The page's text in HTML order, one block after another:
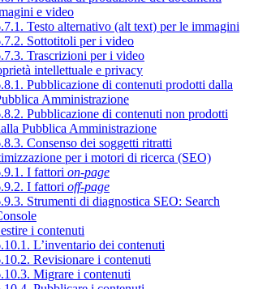
e video
Testo alternativo (alt text) per le immagini
Sottotitoli per i video
Trascrizioni per i video
intellettuale e privacy
Pubblicazione di contenuti prodotti dalla
Amministrazione
Pubblicazione di contenuti non prodotti
Pubblica Amministrazione
Consenso dei soggetti ritratti
per i motori di ricerca (SEO)
I fattori on-page
I fattori off-page
Strumenti di diagnostica SEO: Search
i contenuti
L’inventario dei contenuti
Revisionare i contenuti
Migrare i contenuti